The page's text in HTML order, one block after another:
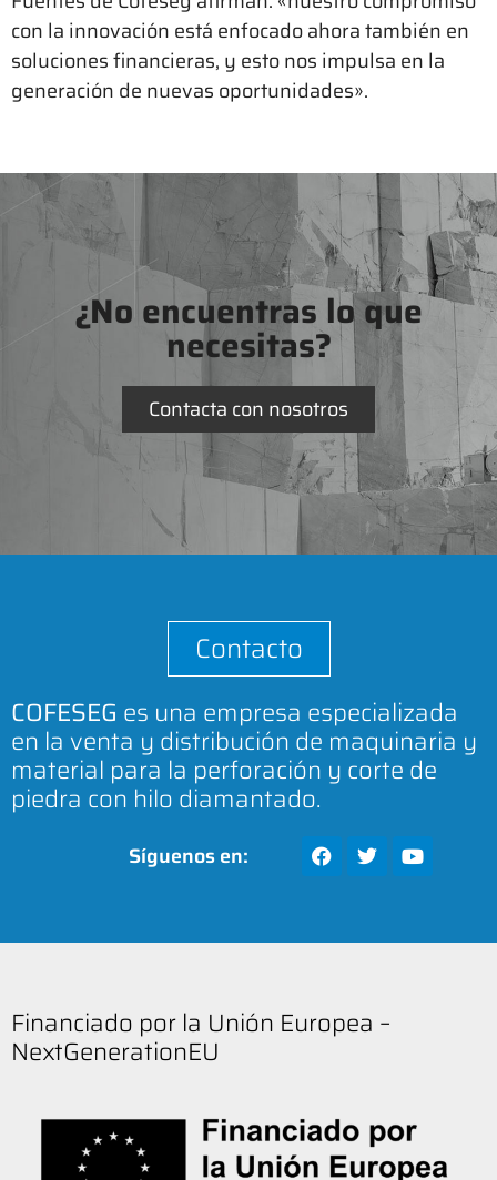
con la innovación está enfocado ahora también en
soluciones financieras, y esto nos impulsa en la
generación de nuevas oportunidades».
¿No encuentras lo que
necesitas?
Contacta con nosotros
Contacto
COFESEG es una empresa especializada
en la venta y distribución de maquinaria y
material para la perforación y corte de
piedra con hilo diamantado.
Síguenos en:
Financiado por la Unión Europea –
NextGenerationEU